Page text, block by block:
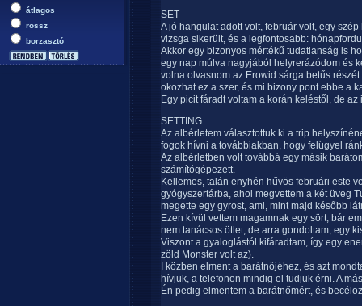
átlagos
rossz
borzasztó
SET
A jó hangulat adott volt, február volt, egy
vizsga sikerült, és a legfontosabb:
Akkor egy bizonyos mértékű tudatlanság is
egy nap múlva nagyjából helyrerázódom és
volna olvasnom az Erowid sárga betűs
okozhat ez a szer, és mi bizony pont ebbe a
Egy picit fáradt voltam a korán keléstől, de
SETTING
Az albérletem választottuk ki a trip
fogok hívni a továbbiakban, hogy felügyel
Az albérletben volt továbbá egy másik
számítógépezett.
Kellemes, talán enyhén hűvös februári este
gyógyszertárba, ahol megvettem a két üveg
megette egy gyrost, ami, mint majd később
Ezen kívül vettem magamnak egy sört, bár
nem tanácsos ötlet, de arra gondoltam, egy
Viszont a gyaloglástól kifáradtam, így egy
zöld Monster volt az).
I közben elment a barátnőjéhez, és azt
hívjuk, a telefonon mindig el tudjuk érni. A
Én pedig elmentem a barátnőmért, és